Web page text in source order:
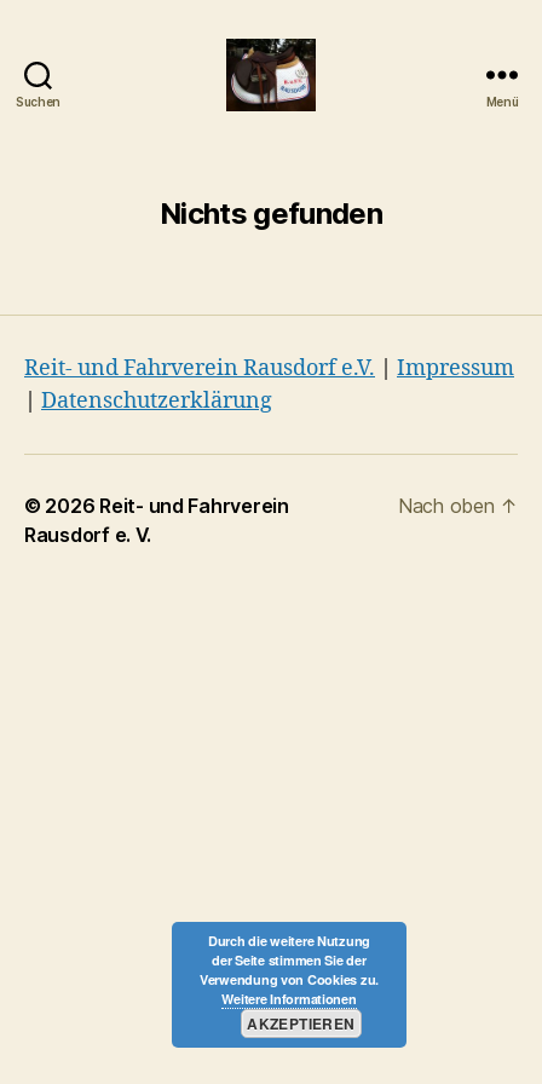
Suchen
Rausdorf
e.
Menü
Nichts gefunden
Reit- und Fahrverein Rausdorf e.V.
Impressum
Datenschutzerklärung
© 2026 Reit- und Fahrverein
Rausdorf e. V.
Nach oben ↑
Durch die weitere Nutzung
der Seite stimmen Sie der
Verwendung von Cookies zu.
Weitere Informationen
AKZEPTIEREN